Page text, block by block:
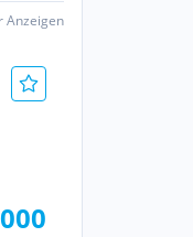
Anzeigen